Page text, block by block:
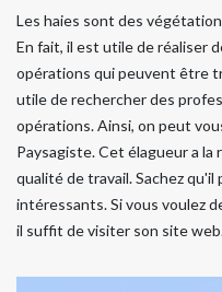
Les haies sont des
En fait, il est utile de réaliser
opérations qui peuvent être
utile de rechercher des
opérations. Ainsi, on peut
Paysagiste. Cet élagueur a
qualité de travail. Sachez
intéressants. Si vous voulez
il suffit de visiter son site